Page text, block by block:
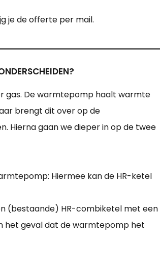
je de offerte per mail.
gas. De warmtepomp haalt warmte
brengt dit over op de
Hierna gaan we dieper in op de twee
Hiermee kan de HR-ketel
(bestaande) HR-combiketel met een
het geval dat de warmtepomp het